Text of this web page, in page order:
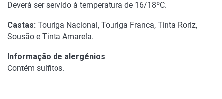
Deverá ser servido à temperatura de 16/18ºC.
Castas: Touriga Nacional, Touriga Franca, Tinta Roriz,
Sousão e Tinta Amarela.
Informação de alergénios
Contém sulfitos.